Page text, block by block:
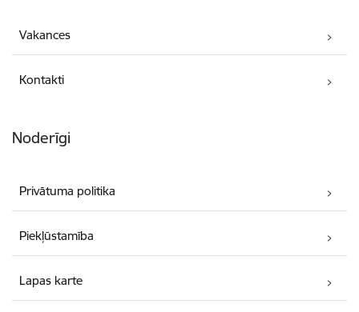
Vakances
Kontakti
Noderīgi
Privātuma politika
Piekļūstamība
Lapas karte